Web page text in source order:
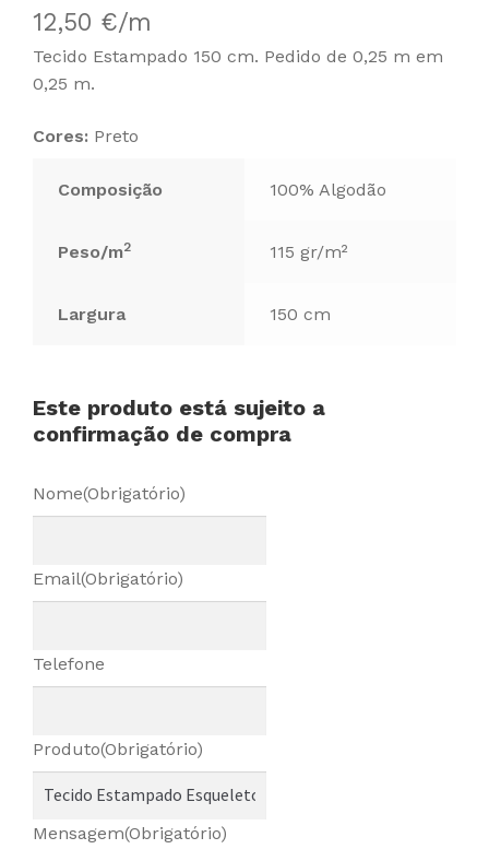
12,50 €/m
Tecido Estampado 150 cm. Pedido de 0,25 m em
0,25 m.
Cores: Preto
Composição 100% Algodão
Peso/m2 115 gr/m²
Largura 150 cm
Este produto está sujeito a
confirmação de compra
Nome(Obrigatório)
Email(Obrigatório)
Telefone
Produto(Obrigatório)
Mensagem(Obrigatório)